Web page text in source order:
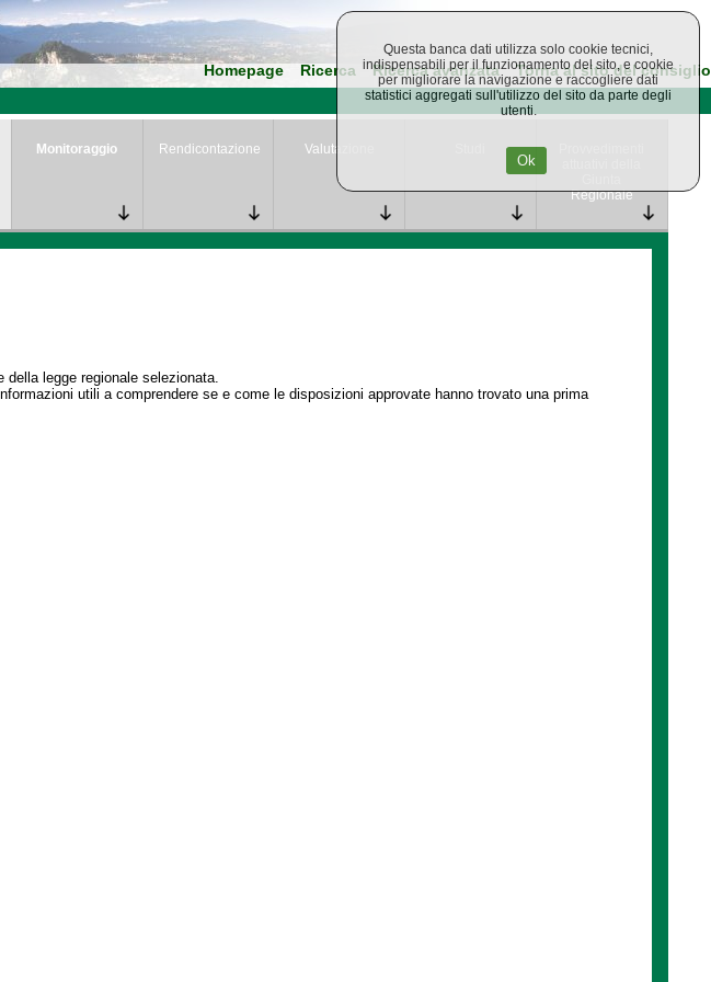
Homepage Ricerca Ricerca avanzata Torna al sito del consiglio
Monitoraggio Rendicontazione Valutazione
Regionale
della legge regionale selezionata.
utili a comprendere se e come le disposizioni approvate hanno trovato una prima
Questa banca dati utilizza solo cookie tecnici,
indispensabili per il funzionamento del sito, e cookie
per migliorare la navigazione e raccogliere dati
statistici aggregati sull'utilizzo del sito da parte degli
utenti.
Ok